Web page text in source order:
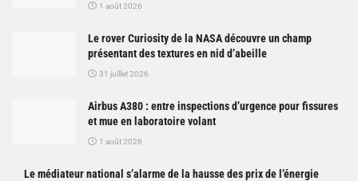
1 août 2026
Le rover Curiosity de la NASA découvre un champ
présentant des textures en nid d’abeille
31 juillet 2026
Airbus A380 : entre inspections d’urgence pour fissures
et mue en laboratoire volant
1 août 2026
Le médiateur national s’alarme de la hausse des prix de l’énergie